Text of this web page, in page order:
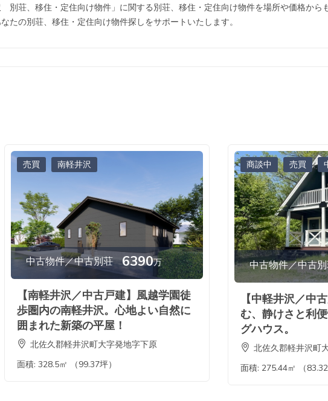
荘、移住・定住向け物件」に関する別荘、移住・定住向け物件を場所や価格から
の別荘、移住・定住向け物件探しをサポートいたします。
売買 南軽井沢
中古物件／中古別荘 6390万
【南軽井沢／中古戸建】風越学園徒
歩圏内の南軽井沢。心地よい自然に
囲まれた新築の平屋！
北佐久郡軽井沢町大字発地字下原
面積:328.5㎡ （99.37坪）
商談中 売買
中古物件／中古
【中軽井沢／中
む、静けさと利
グハウス。
北佐久郡軽井沢町
面積: 275.44㎡ （83.32